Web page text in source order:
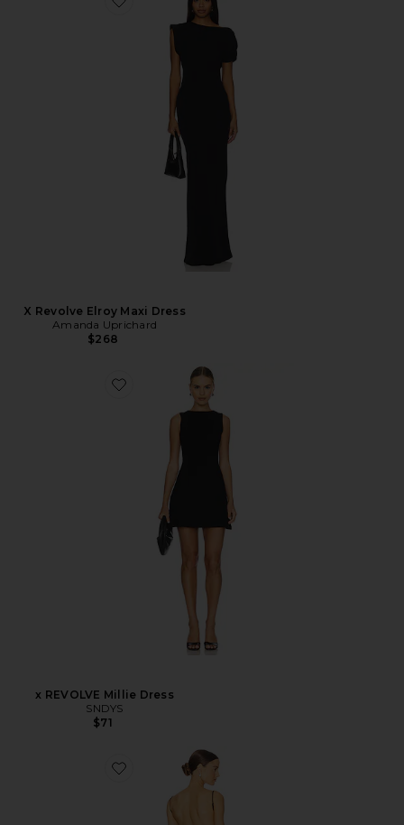
X Revolve Elroy Maxi Dress
Amanda Uprichard
$268
x REVOLVE Millie Dress
SNDYS
$71